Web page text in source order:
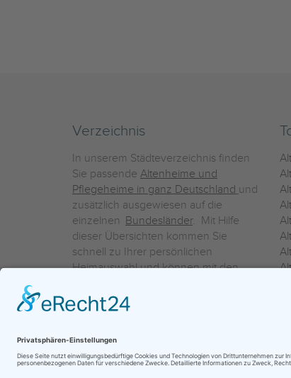
Verzeichnis
In unserem Städteverzeichnis finden
Sie passende Altenheime und
Pflegeheime in ganz Deutschland und
zusätzlich ausgewiesen auf die
einzelnen Bundesländer. Mit Hilfe
dieser Übersichten kommen Sie
schnell zu Ihrer persönlichen
Heimauswahl und können mit den
einzelnen Häuser Leistungsvergleiche
vornehmen.